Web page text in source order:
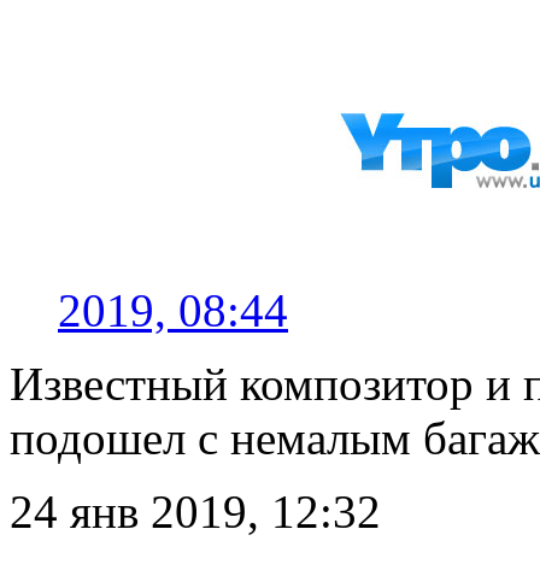
2019, 08:44
Известный композитор и
подошел с немалым
24 янв 2019, 12:32